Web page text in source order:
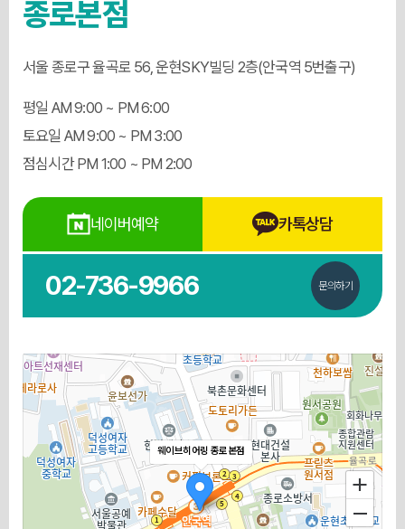
종로본점
서울 종로구 율곡로 56, 운현SKY빌딩 2층(안국역 5번출구)
평일 AM 9:00 ~ PM 6:00
토요일 AM 9:00 ~ PM 3:00
점심시간 PM 1:00 ~ PM 2:00
네이버예약 카톡상담
02-736-9966 문의하기
웨이브히어링 종로본점